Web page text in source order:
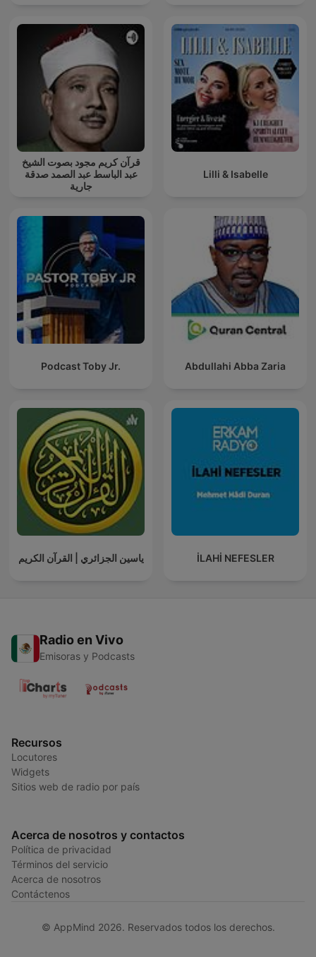
قرآن كريم مجود بصوت الشيخ
عبد الباسط عبد الصمد صدقة
جارية
Lilli & Isabelle
Podcast Toby Jr. Abdullahi Abba Zaria
ياسين الجزائري | القرآن الكريم İLAHİ NEFESLER
Radio en Vivo
Emisoras y Podcasts
Recursos
Locutores
Widgets
Sitios web de radio por país
Acerca de nosotros y contactos
Política de privacidad
Términos del servicio
Acerca de nosotros
Contáctenos
© AppMind 2026. Reservados todos los derechos.